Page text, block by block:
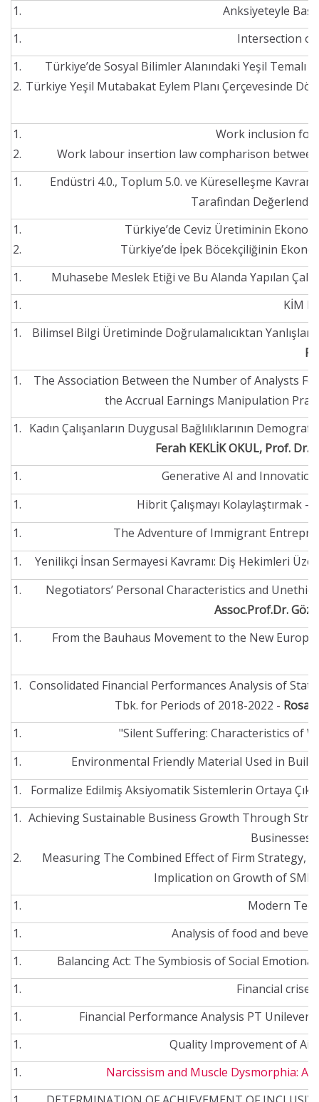
Anksiyeteyle
Intersection of
Türkiye’de Sosyal Bilimler Alanındaki Yeşil
Türkiye Yeşil Mutabakat Eylem Planı Çerçevesinde
Work inclusion for
Work labour insertion law compharison
Endüstri 4.0., Toplum 5.0. ve Küreselleşme
Tarafindan
Türkiye’de Ceviz Üretiminin
Türkiye’de İpek Böcekçiliğinin
Muhasebe Meslek Etiği ve Bu Alanda Yapılan
KİM
Bilimsel Bilgi Üretiminde Doğrulamalıcıktan
The Association Between the Number of Analysts
the Accrual Earnings Manipulation
Kadın Çalışanların Duygusal Bağlılıklarının
Ferah KEKLİK OKUL, Prof. Dr.
Generative AI and
Hibrit Çalışmayı Kolaylaştırmak -
The Adventure of Immigrant
Yenilikçi İnsan Sermayesi Kavramı: Diş Hekimleri
Negotiators’ Personal Characteristics and
Assoc.Prof.Dr.
From the Bauhaus Movement to the New
Consolidated Financial Performances Analysis of
Tbk. for Periods of 2018-2022 - Rosa
"Silent Suffering: Characteristics of
Environmental Friendly Material Used in
Formalize Edilmiş Aksiyomatik Sistemlerin Ortaya
Achieving Sustainable Business Growth Through
Businesses
Measuring The Combined Effect of Firm Strategy,
Implication on Growth of
Modern
Analysis of food and
Balancing Act: The Symbiosis of Social
Financial
Financial Performance Analysis PT Unilever
Quality Improvement of Air
Narcissism and Muscle Dysmorphia: A